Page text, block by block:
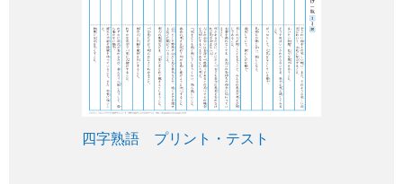
四字熟語 プリント・テスト